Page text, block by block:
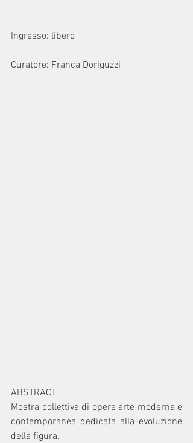
Ingresso: libero
Curatore: Franca Doriguzzi
ABSTRACT
Mostra collettiva di opere arte moderna e
contemporanea dedicata alla evoluzione
della figura.